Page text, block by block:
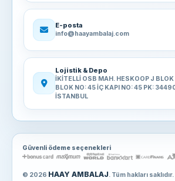
E-posta
info@haayambalaj.com
Lojistik & Depo
İKİTELLİ OSB MAH. HESKOOP J
BLOK NO: 45 İÇ KAPI NO: 45 PK:
İSTANBUL
Güvenli ödeme seçenekleri
© 2026 HAAY AMBALAJ. Tüm hakları saklıdır.